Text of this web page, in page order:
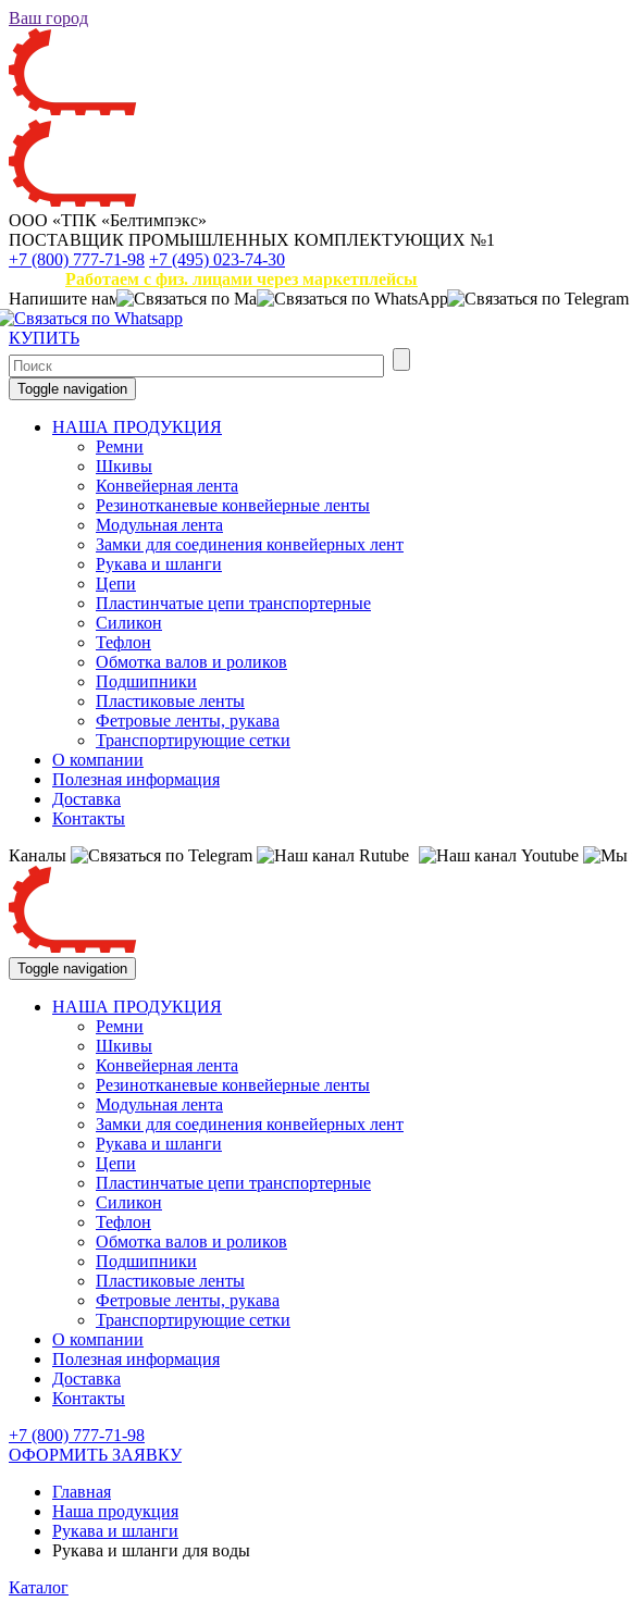
Ваш город
ООО «ТПК «Белтимпэкс»
ПОСТАВЩИК ПРОМЫШЛЕННЫХ КОМПЛЕКТУЮЩИХ №1
+7 (800) 777-71-98 +7 (495) 023-74-30
Работаем с физ. лицами через маркетплейсы
Напишите нам
КУПИТЬ
Toggle navigation
НАША ПРОДУКЦИЯ
Ремни
Шкивы
Конвейерная лента
Резинотканевые конвейерные ленты
Модульная лента
Замки для соединения конвейерных лент
Рукава и шланги
Цепи
Пластинчатые цепи транспортерные
Силикон
Тефлон
Обмотка валов и роликов
Подшипники
Пластиковые ленты
Фетровые ленты, рукава
Транспортирующие сетки
О компании
Полезная информация
Доставка
Контакты
Каналы
Toggle navigation
НАША ПРОДУКЦИЯ
Ремни
Шкивы
Конвейерная лента
Резинотканевые конвейерные ленты
Модульная лента
Замки для соединения конвейерных лент
Рукава и шланги
Цепи
Пластинчатые цепи транспортерные
Силикон
Тефлон
Обмотка валов и роликов
Подшипники
Пластиковые ленты
Фетровые ленты, рукава
Транспортирующие сетки
О компании
Полезная информация
Доставка
Контакты
+7 (800) 777-71-98
ОФОРМИТЬ ЗАЯВКУ
Главная
Наша продукция
Рукава и шланги
Рукава и шланги для воды
Каталог